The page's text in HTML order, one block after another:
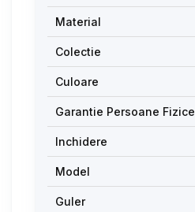
Material
Colectie
Culoare
Garantie Persoane Fizice
Inchidere
Model
Guler